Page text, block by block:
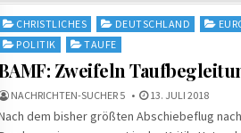
Posted
CHRISTLICHES DEUTSCHLAND
POLITIK
TAUFE
Zweifeln
NACHRICHTEN-SUCHER 5 13. JULI 2018
dem bisher größten Abschiebeflug